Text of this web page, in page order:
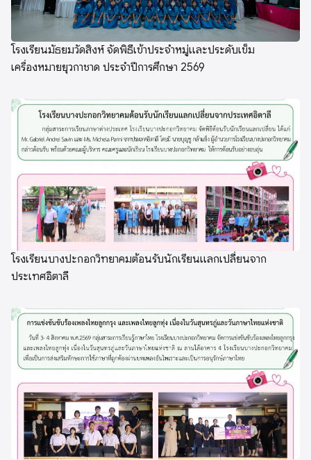
โรงเรียนมัธยมวัดสิงห์ จัดพิธีเข้าประจำหมู่และประดับเข็ม
เครื่องหมายยุวกาชาด ประจำปีการศึกษา 2569
โรงเรียนบางปะกอกวิทยาคมต้อนรับนักเรียนแลกเปลี่ยนจาก
ประเทศอิตาลี